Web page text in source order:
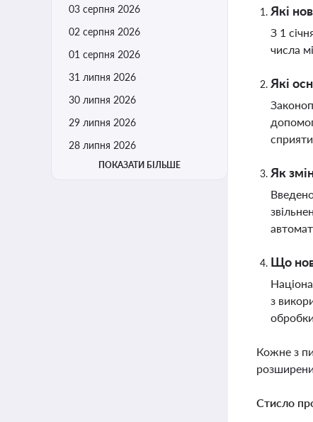
03 серпня 2026
02 серпня 2026
01 серпня 2026
31 липня 2026
30 липня 2026
29 липня 2026
28 липня 2026
ПОКАЗАТИ БІЛЬШЕ
Які
З 1
числа
Які
Як
Що
з
Кожне з
Стисло